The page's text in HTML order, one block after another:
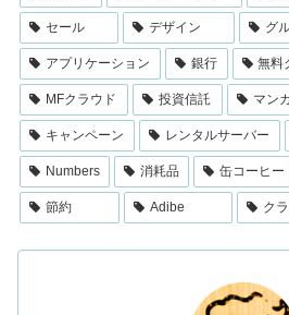
セール デザイン グ
アプリケーション 銀行 無料
MFクラウド 投資信託 マン
キャンペーン レンタルサーバー
Numbers 消耗品 缶コーヒー
節約 Adibe ク